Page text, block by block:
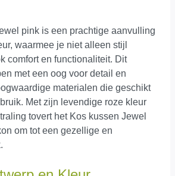
pink is een prachtige aanvulling
waarmee je niet alleen stijl
comfort en functionaliteit. Dit
met een oog voor detail en
materialen die geschikt
Met zijn levendige roze kleur
tovert het Kos kussen Jewel
om tot een gezellige en